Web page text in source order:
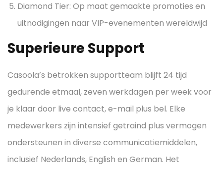
Diamond Tier: Op maat gemaakte promoties en
uitnodigingen naar VIP-evenementen wereldwijd
Superieure Support
Casoola’s betrokken supportteam blijft 24 tijd
gedurende etmaal, zeven werkdagen per week voor
je klaar door live contact, e-mail plus bel. Elke
medewerkers zijn intensief getraind plus vermogen
ondersteunen in diverse communicatiemiddelen,
inclusief Nederlands, English en German. Het